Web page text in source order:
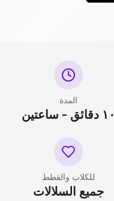
المدة
١٠ دقائق - ساعتين
للكلاب والقطط
جميع السلالات